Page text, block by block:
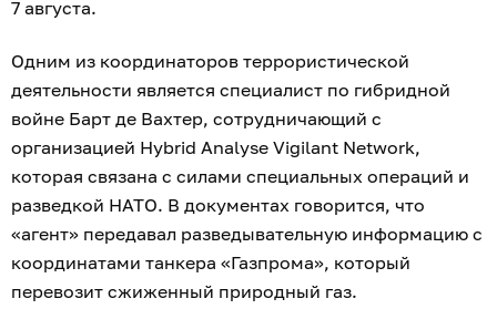
7 августа.
Одним из координаторов террористической
деятельности является специалист по гибридной
войне Барт де Вахтер, сотрудничающий с
организацией Hybrid Analyse Vigilant Network,
которая связана с силами специальных операций и
разведкой НАТО. В документах говорится, что
«агент» передавал разведывательную информацию с
координатами танкера «Газпрома», который
перевозит сжиженный природный газ.